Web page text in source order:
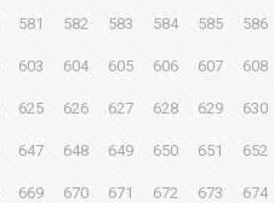
581 582 583 584 585 586
603 604 605 606 607 608
625 626 627 628 629 630
647 648 649 650 651 652
669 670 671 672 673 674